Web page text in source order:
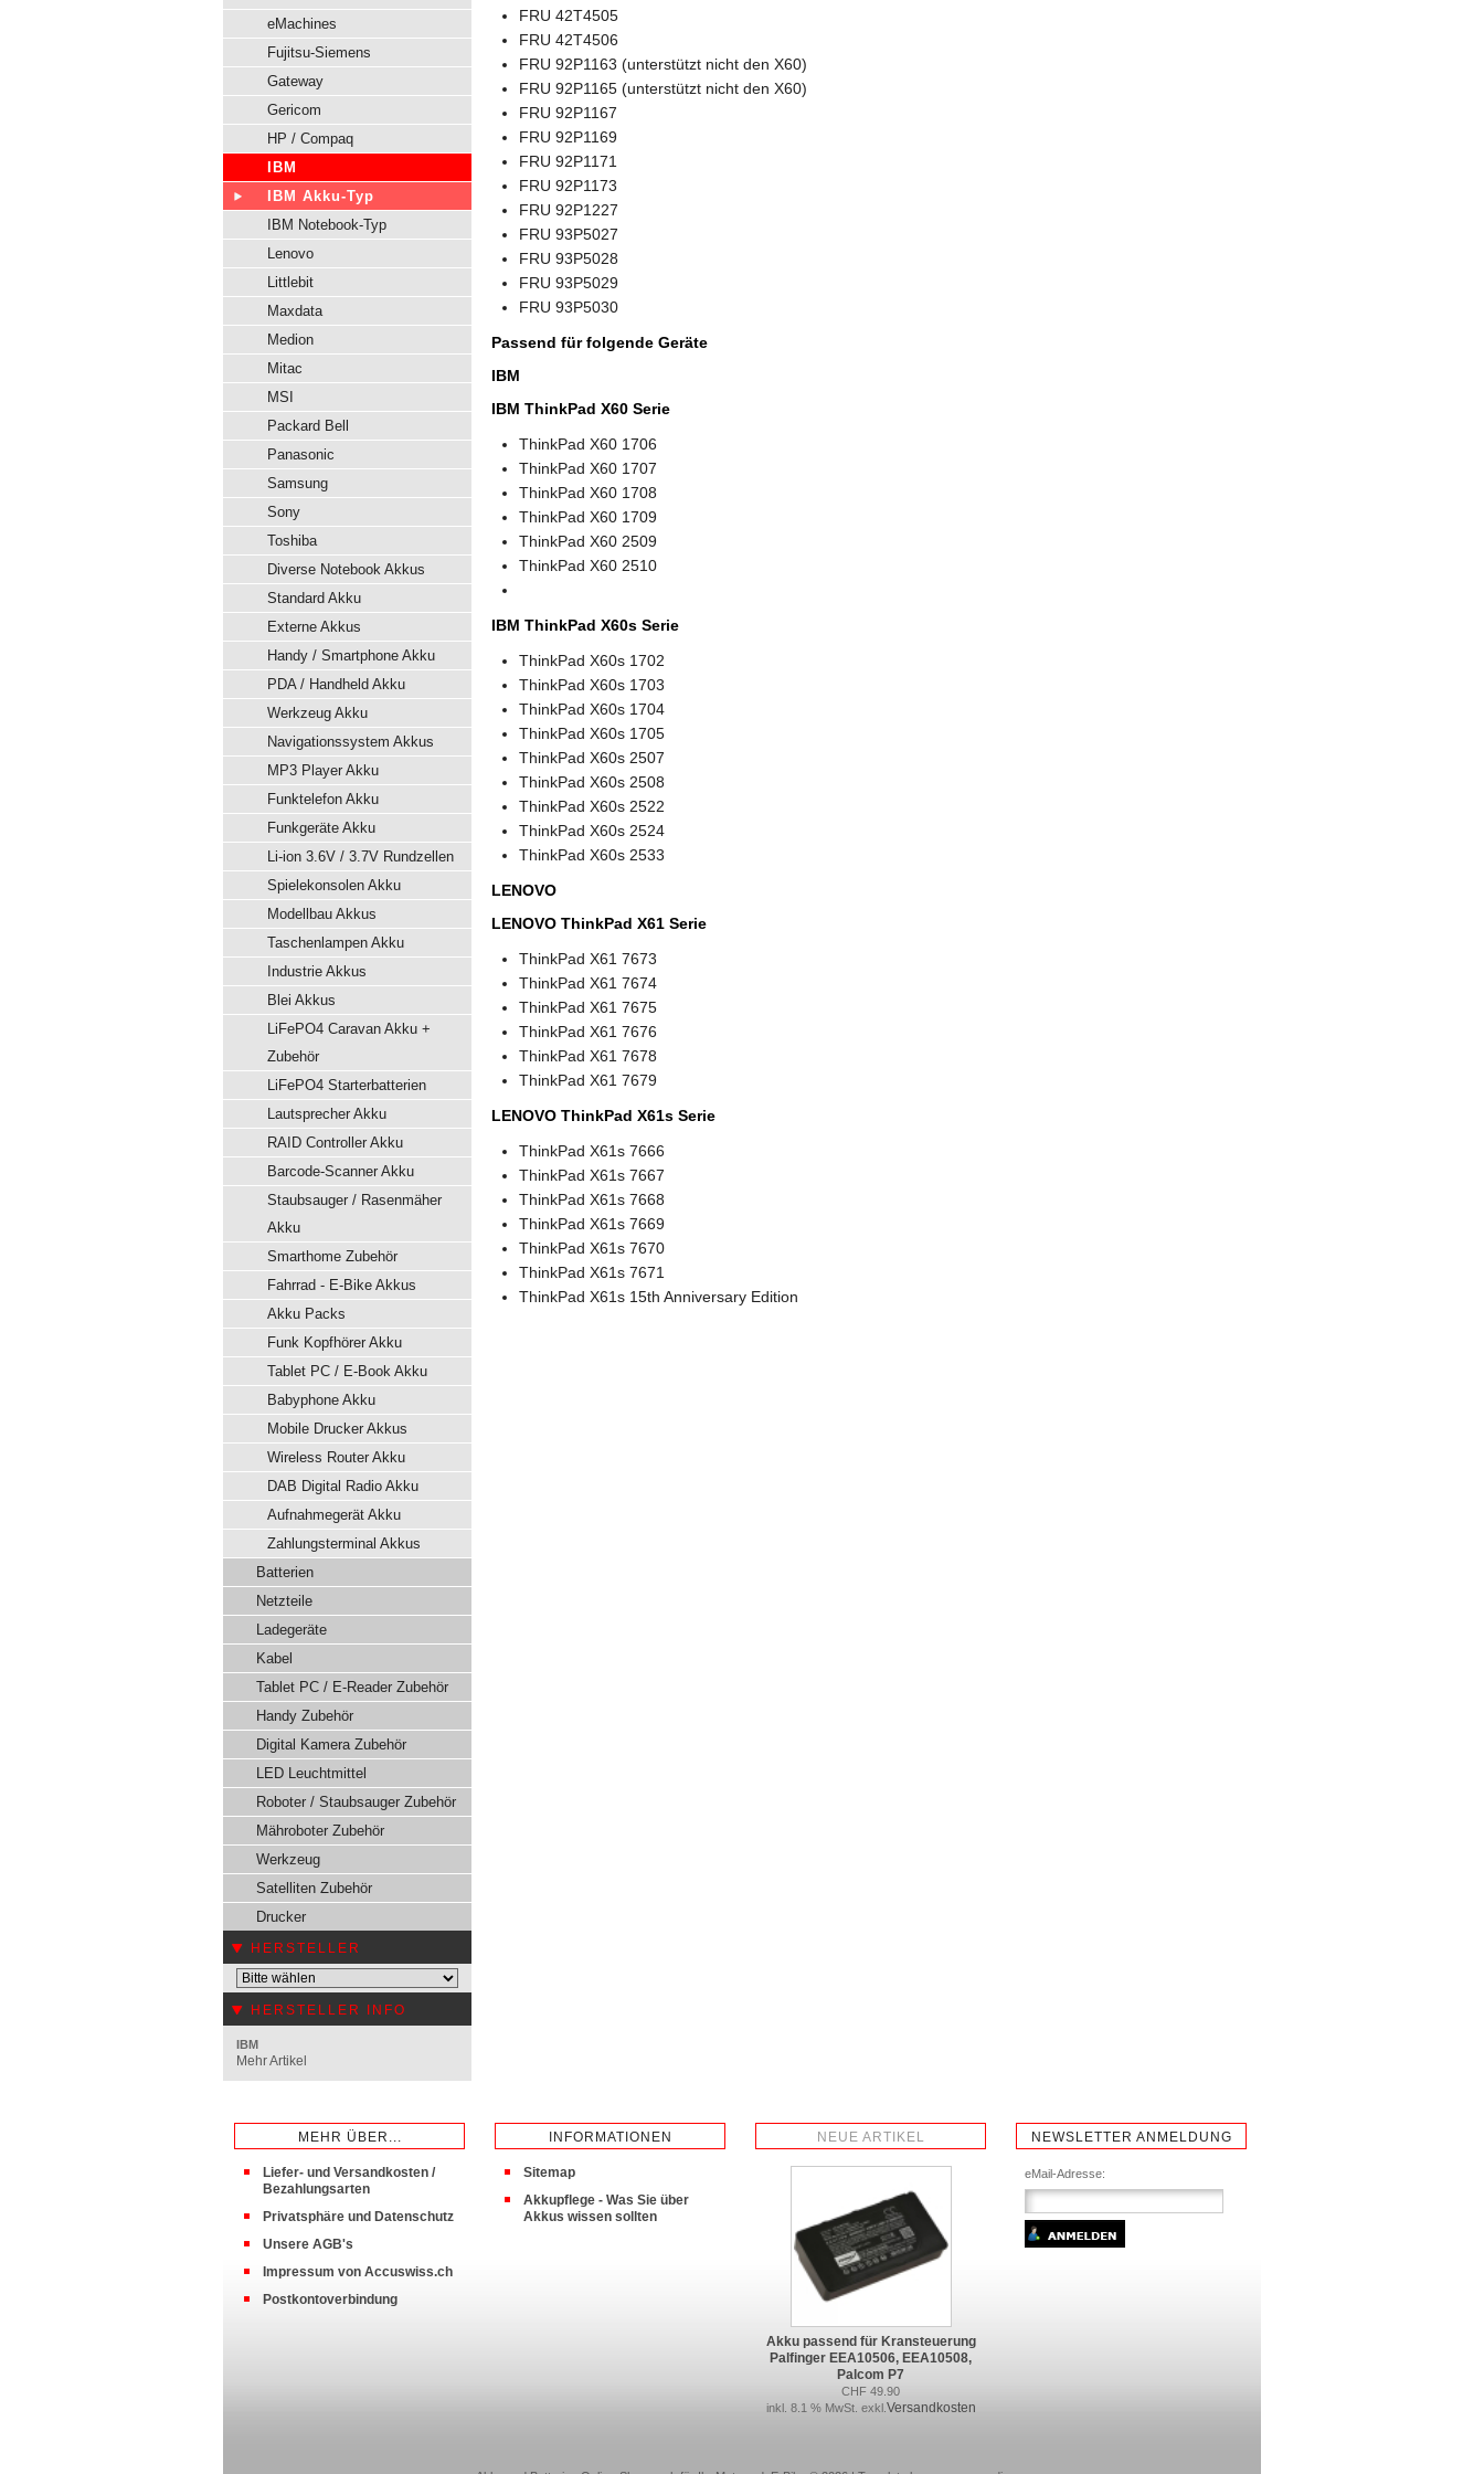
eMachines
Fujitsu-Siemens
Gateway
Gericom
HP / Compaq
IBM
IBM Akku-Typ
IBM Notebook-Typ
Lenovo
Littlebit
Maxdata
Medion
Mitac
MSI
Packard Bell
Panasonic
Samsung
Sony
Toshiba
Diverse Notebook Akkus
Standard Akku
Externe Akkus
Handy / Smartphone Akku
PDA / Handheld Akku
Werkzeug Akku
Navigationssystem Akkus
MP3 Player Akku
Funktelefon Akku
Funkgeräte Akku
Li-ion 3.6V / 3.7V Rundzellen
Spielekonsolen Akku
Modellbau Akkus
Taschenlampen Akku
Industrie Akkus
Blei Akkus
LiFePO4 Caravan Akku +
Zubehör
LiFePO4 Starterbatterien
Lautsprecher Akku
RAID Controller Akku
Barcode-Scanner Akku
Staubsauger / Rasenmäher
Akku
Smarthome Zubehör
Fahrrad - E-Bike Akkus
Akku Packs
Funk Kopfhörer Akku
Tablet PC / E-Book Akku
Babyphone Akku
Mobile Drucker Akkus
Wireless Router Akku
DAB Digital Radio Akku
Aufnahmegerät Akku
Zahlungsterminal Akkus
Batterien
Netzteile
Ladegeräte
Kabel
Tablet PC / E-Reader Zubehör
Handy Zubehör
Digital Kamera Zubehör
LED Leuchtmittel
Roboter / Staubsauger Zubehör
Mähroboter Zubehör
Werkzeug
Satelliten Zubehör
Drucker
HERSTELLER
HERSTELLER INFO
IBM
Mehr Artikel
FRU 42T4505
FRU 42T4506
FRU 92P1163 (unterstützt nicht den X60)
FRU 92P1165 (unterstützt nicht den X60)
FRU 92P1167
FRU 92P1169
FRU 92P1171
FRU 92P1173
FRU 92P1227
FRU 93P5027
FRU 93P5028
FRU 93P5029
FRU 93P5030
Passend für folgende Geräte
IBM
IBM ThinkPad X60 Serie
ThinkPad X60 1706
ThinkPad X60 1707
ThinkPad X60 1708
ThinkPad X60 1709
ThinkPad X60 2509
ThinkPad X60 2510
IBM ThinkPad X60s Serie
ThinkPad X60s 1702
ThinkPad X60s 1703
ThinkPad X60s 1704
ThinkPad X60s 1705
ThinkPad X60s 2507
ThinkPad X60s 2508
ThinkPad X60s 2522
ThinkPad X60s 2524
ThinkPad X60s 2533
LENOVO
LENOVO ThinkPad X61 Serie
ThinkPad X61 7673
ThinkPad X61 7674
ThinkPad X61 7675
ThinkPad X61 7676
ThinkPad X61 7678
ThinkPad X61 7679
LENOVO ThinkPad X61s Serie
ThinkPad X61s 7666
ThinkPad X61s 7667
ThinkPad X61s 7668
ThinkPad X61s 7669
ThinkPad X61s 7670
ThinkPad X61s 7671
ThinkPad X61s 15th Anniversary Edition
MEHR ÜBER...
Liefer- und Versandkosten /
Bezahlungsarten
Privatsphäre und Datenschutz
Unsere AGB's
Impressum von Accuswiss.ch
Postkontoverbindung
INFORMATIONEN
Sitemap
Akkupflege - Was Sie über
Akkus wissen sollten
NEUE ARTIKEL
Akku passend für Kransteuerung
Palfinger EEA10506, EEA10508,
Palcom P7
CHF 49.90
inkl. 8.1 % MwSt. exkl. Versandkosten
NEWSLETTER ANMELDUNG
eMail-Adresse: